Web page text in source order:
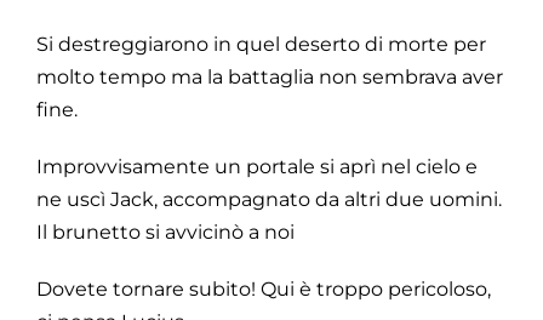
Si destreggiarono in quel deserto di morte per
molto tempo ma la battaglia non sembrava aver
fine.
Improvvisamente un portale si aprì nel cielo e
ne uscì Jack, accompagnato da altri due uomini.
Il brunetto si avvicinò a noi
Dovete tornare subito! Qui è troppo pericoloso,